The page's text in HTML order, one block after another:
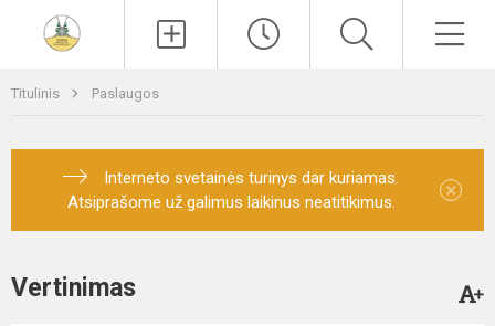
Titulinis Paslaugos
Interneto svetainės turinys dar kuriamas.
Atsiprašome už galimus laikinus neatitikimus.
×
Vertinimas